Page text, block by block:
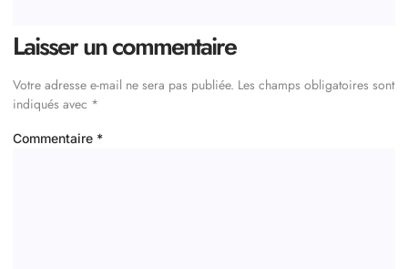
Laisser un commentaire
Votre adresse e-mail ne sera pas publiée. Les champs obligatoires sont
indiqués avec *
Commentaire *